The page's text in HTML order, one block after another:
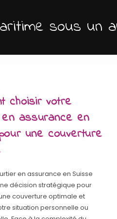
sous un
choisir votre
assurance en
une couverture
en assurance en Suisse
décision stratégique pour
couverture optimale et
situation personnelle ou